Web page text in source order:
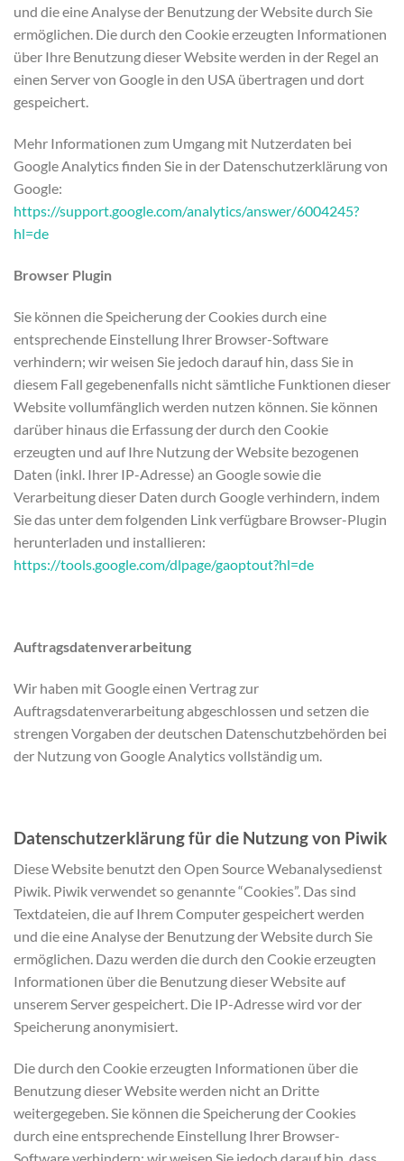
und die eine Analyse der Benutzung der Website durch Sie
ermöglichen. Die durch den Cookie erzeugten Informationen
über Ihre Benutzung dieser Website werden in der Regel an
einen Server von Google in den USA übertragen und dort
gespeichert.
Mehr Informationen zum Umgang mit Nutzerdaten bei
Google Analytics finden Sie in der Datenschutzerklärung von
Google:
https://support.google.com/analytics/answer/6004245?
hl=de
Browser Plugin
Sie können die Speicherung der Cookies durch eine
entsprechende Einstellung Ihrer Browser-Software
verhindern; wir weisen Sie jedoch darauf hin, dass Sie in
diesem Fall gegebenenfalls nicht sämtliche Funktionen dieser
Website vollumfänglich werden nutzen können. Sie können
darüber hinaus die Erfassung der durch den Cookie
erzeugten und auf Ihre Nutzung der Website bezogenen
Daten (inkl. Ihrer IP-Adresse) an Google sowie die
Verarbeitung dieser Daten durch Google verhindern, indem
Sie das unter dem folgenden Link verfügbare Browser-Plugin
herunterladen und installieren:
https://tools.google.com/dlpage/gaoptout?hl=de
Auftragsdatenverarbeitung
Wir haben mit Google einen Vertrag zur
Auftragsdatenverarbeitung abgeschlossen und setzen die
strengen Vorgaben der deutschen Datenschutzbehörden bei
der Nutzung von Google Analytics vollständig um.
Datenschutzerklärung für die Nutzung von Piwik
Diese Website benutzt den Open Source Webanalysedienst
Piwik. Piwik verwendet so genannte “Cookies”. Das sind
Textdateien, die auf Ihrem Computer gespeichert werden
und die eine Analyse der Benutzung der Website durch Sie
ermöglichen. Dazu werden die durch den Cookie erzeugten
Informationen über die Benutzung dieser Website auf
unserem Server gespeichert. Die IP-Adresse wird vor der
Speicherung anonymisiert.
Die durch den Cookie erzeugten Informationen über die
Benutzung dieser Website werden nicht an Dritte
weitergegeben. Sie können die Speicherung der Cookies
durch eine entsprechende Einstellung Ihrer Browser-